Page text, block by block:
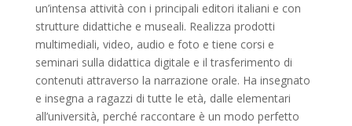
un’intensa attività con i principali editori italiani e con
strutture didattiche e museali. Realizza prodotti
multimediali, video, audio e foto e tiene corsi e
seminari sulla didattica digitale e il trasferimento di
contenuti attraverso la narrazione orale. Ha insegnato
e insegna a ragazzi di tutte le età, dalle elementari
all’università, perché raccontare è un modo perfetto